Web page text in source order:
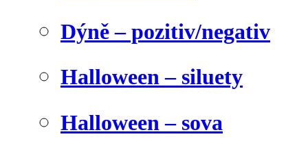
Dýně – pozitiv/negativ
Halloween – siluety
Halloween – sova